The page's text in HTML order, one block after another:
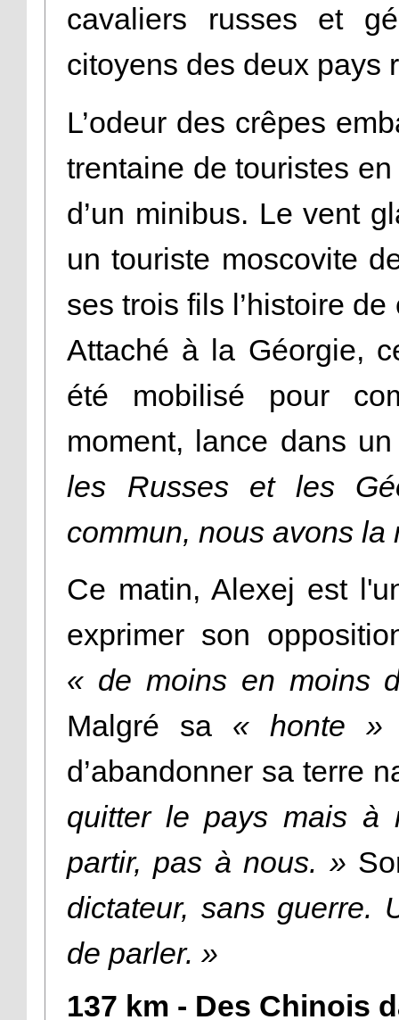
cavaliers russes et
citoyens des deux pays
L’odeur des crêpes
trentaine de touristes
d’un minibus. Le vent
un touriste moscovite
ses trois fils l’histoire
Attaché à la Géorgie,
été mobilisé pour
moment, lance dans
les Russes et les
commun, nous avons la
Ce matin, Alexej est
exprimer son
« de moins en moins
Malgré sa « honte »
d’abandonner sa terre
quitter le pays mais à
partir, pas à nous. »
dictateur, sans guerre.
de parler. »
137 km - Des Chinois